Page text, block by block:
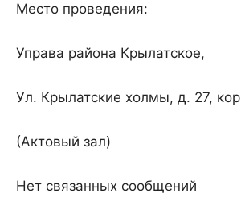
Место проведения:
Управа района Крылатское,
Ул. Крылатские холмы, д. 27,
(Актовый зал)
Нет связанных сообщений